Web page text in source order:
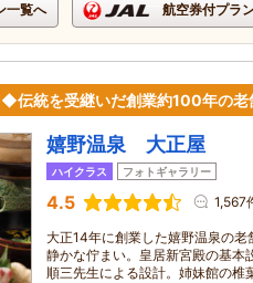
一覧へ 航空券付プラ
伝統を受継いだ創業約100年の老
嬉野温泉 大正屋
ハイクラス フォトギャラリー
4.5 1,567
大正14年に創業した嬉野温泉の
静かな佇まい。皇居新宮殿の基本
順三先生による設計。姉妹館の椎